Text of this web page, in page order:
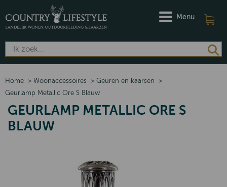
Menu
Home > Woonaccessoires > Geuren en kaarsen
>
Geurlamp Metallic Ore S Blauw
GEURLAMP METALLIC ORE S
BLAUW